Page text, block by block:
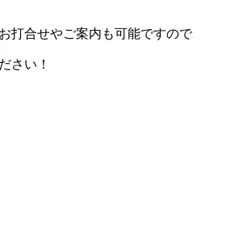
打合せやご案内も可能ですので
さい！